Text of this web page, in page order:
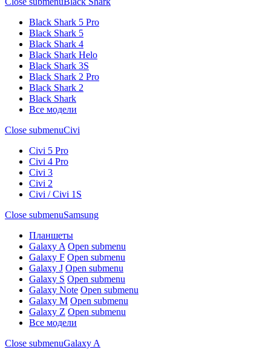
Black Shark 5 Pro
Black Shark 5
Black Shark 4
Black Shark Helo
Black Shark 3S
Black Shark 2 Pro
Black Shark 2
Black Shark
Все модели
Close submenuCivi
Civi 5 Pro
Civi 4 Pro
Civi 3
Civi 2
Civi / Civi 1S
Close submenuSamsung
Планшеты
Galaxy A Open submenu
Galaxy F Open submenu
Galaxy J Open submenu
Galaxy S Open submenu
Galaxy Note Open submenu
Galaxy M Open submenu
Galaxy Z Open submenu
Все модели
Close submenuGalaxy A